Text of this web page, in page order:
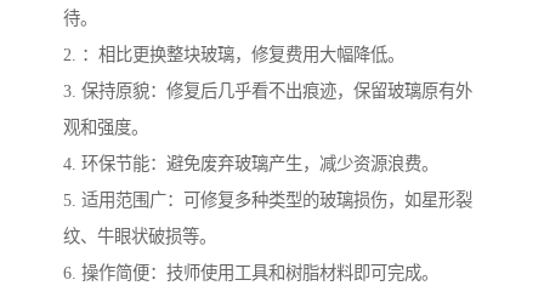
待。
2. ：相比更换整块玻璃，修复费用大幅降低。
3. 保持原貌：修复后几乎看不出痕迹，保留玻璃原有外
观和强度。
4. 环保节能：避免废弃玻璃产生，减少资源浪费。
5. 适用范围广：可修复多种类型的玻璃损伤，如星形裂
纹、牛眼状破损等。
6. 操作简便：技师使用工具和树脂材料即可完成。